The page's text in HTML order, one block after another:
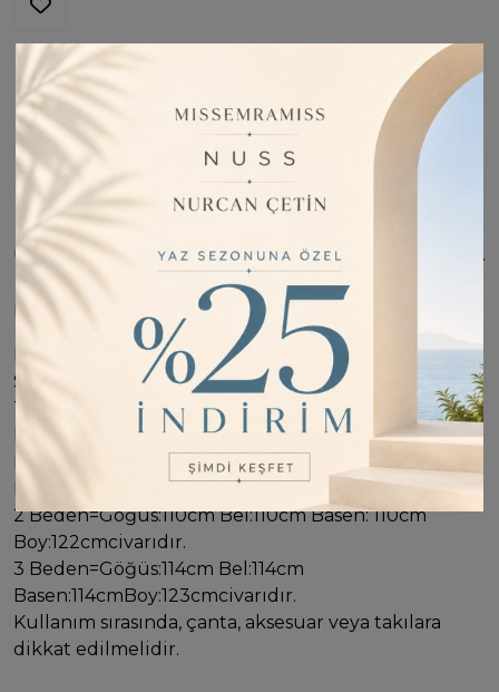
Barkod:
MİSS47126
Değişim Kabul Edilir
Bu Ürünü Paylaş
ÜRÜN BILGISI
Hassas üründür. %65 rayon %35polyester
Missemramiss Amore Taş İşlemeli Triko Elbise 4712
Siyah
Taş işlemelidir.Hem şık hem spor
kombinleyebileceğiniz bir ürün.
Bedenler: 1-2-3 şeklindedir. 1 Beden=Göğüs:106cm
Bel:106cm Basen: 106cm Boy:121cmcivarıdır.
2 Beden=Göğüs:110cm Bel:110cm Basen: 110cm
Boy:122cmcivarıdır.
3 Beden=Göğüs:114cm Bel:114cm
Basen:114cmBoy:123cmcivarıdır.
Kullanım sırasında, çanta, aksesuar veya takılara
dikkat edilmelidir.